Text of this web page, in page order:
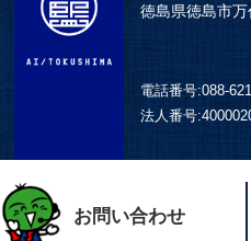
徳島県徳島市
電話番号:088-
法人番号:
お問い合わせ